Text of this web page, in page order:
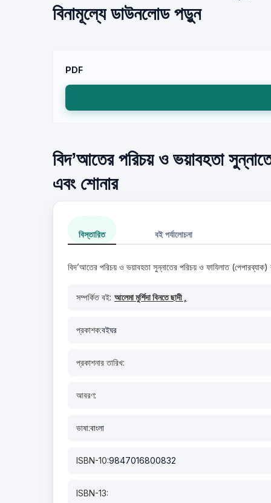
বিনামূল্যে ডাউনলোড পড়ুন
PDF
বিদ’আতের পরিচয় ও ভয়াবহতা
এবং শোনার
বিস্তারিত বই পর্যালোচনা
বিদ’আতের পরিচয় ও ভয়াবহতা সুন্নাতের পরিচয় ও ফাযিলাত (পেপারব্যাক)
সম্পর্কিত বই: আলেমা মুর্শিদা বিনতে ছাদী ,
প্রকাশক:বইঘর
প্রকাশনার তারিখ:
আবরণ:
ভাষা:বাংলা
ISBN-10:9847016800832
ISBN-13: